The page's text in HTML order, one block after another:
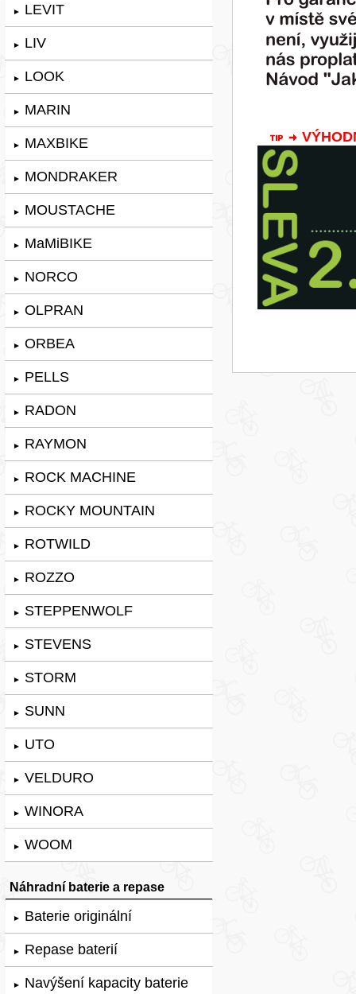
► LEVIT
► LIV
► LOOK
► MARIN
► MAXBIKE
► MONDRAKER
► MOUSTACHE
► MaMiBIKE
► NORCO
► OLPRAN
► ORBEA
► PELLS
► RADON
► RAYMON
► ROCK MACHINE
► ROCKY MOUNTAIN
► ROTWILD
► ROZZO
► STEPPENWOLF
► STEVENS
► STORM
► SUNN
► UTO
► VELDURO
► WINORA
► WOOM
Náhradní baterie a repase
► Baterie originální
► Repase baterií
► Navýšení kapacity baterie